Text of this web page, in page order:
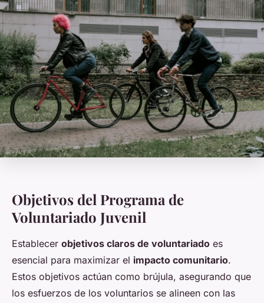
Objetivos del Programa de
Voluntariado Juvenil
Establecer objetivos claros de voluntariado es
esencial para maximizar el impacto comunitario.
Estos objetivos actúan como brújula, asegurando que
los esfuerzos de los voluntarios se alineen con las